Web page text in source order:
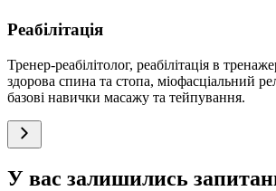
Реабілітація
Тренер-реабілітолог, реабілітація в
здорова спина та стопа, міофасціальний
базові навички масажу та тейпування.
У вас залишились